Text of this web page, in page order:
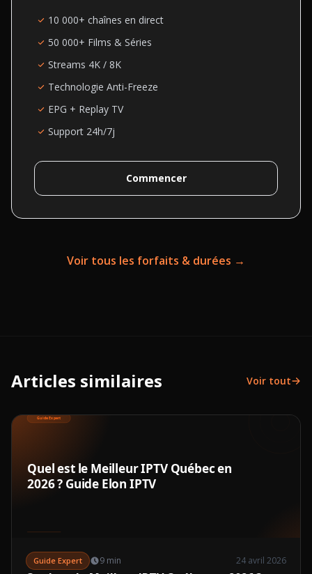
10 000+ chaînes en direct
50 000+ Films & Séries
Streams 4K / 8K
Technologie Anti-Freeze
EPG + Replay TV
Support 24h/7j
Commencer
Voir tous les forfaits & durées →
Articles similaires Voir tout
Guide Expert 9 min 24 avril 2026